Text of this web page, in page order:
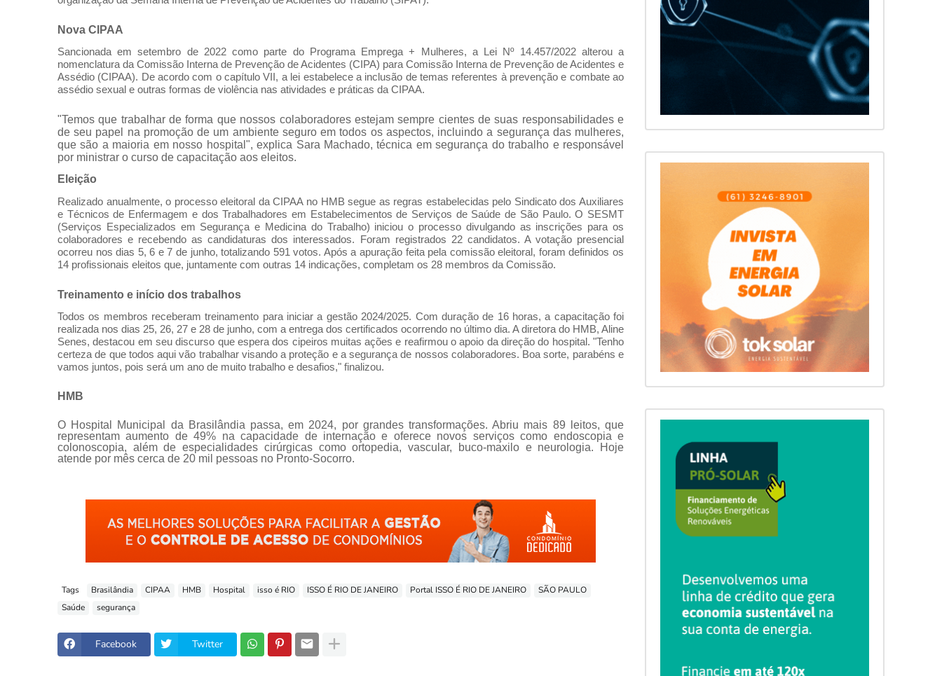
Nova CIPAA
Sancionada em setembro de 2022 como parte do Programa Emprega + Mulheres, a Lei Nº 14.457/2022 alterou a
nomenclatura da Comissão Interna de Prevenção de Acidentes (CIPA) para Comissão Interna de Prevenção de Acidentes e
Assédio (CIPAA). De acordo com o capítulo VII, a lei estabelece a inclusão de temas referentes à prevenção e combate ao
assédio sexual e outras formas de violência nas atividades e práticas da CIPAA.
"Temos que trabalhar de forma que nossos colaboradores estejam sempre cientes de suas responsabilidades e
de seu papel na promoção de um ambiente seguro em todos os aspectos, incluindo a segurança das mulheres,
que são a maioria em nosso hospital", explica Sara Machado, técnica em segurança do trabalho e responsável
por ministrar o curso de capacitação aos eleitos.
Eleição
Realizado anualmente, o processo eleitoral da CIPAA no HMB segue as regras estabelecidas pelo Sindicato dos Auxiliares
e Técnicos de Enfermagem e dos Trabalhadores em Estabelecimentos de Serviços de Saúde de São Paulo. O SESMT
(Serviços Especializados em Segurança e Medicina do Trabalho) iniciou o processo divulgando as inscrições para os
colaboradores e recebendo as candidaturas dos interessados. Foram registrados 22 candidatos. A votação presencial
ocorreu nos dias 5, 6 e 7 de junho, totalizando 591 votos. Após a apuração feita pela comissão eleitoral, foram definidos os
14 profissionais eleitos que, juntamente com outras 14 indicações, completam os 28 membros da Comissão.
Treinamento e início dos trabalhos
Todos os membros receberam treinamento para iniciar a gestão 2024/2025. Com duração de 16 horas, a capacitação foi
realizada nos dias 25, 26, 27 e 28 de junho, com a entrega dos certificados ocorrendo no último dia. A diretora do HMB, Aline
Senes, destacou em seu discurso que espera dos cipeiros muitas ações e reafirmou o apoio da direção do hospital. "Tenho
certeza de que todos aqui vão trabalhar visando a proteção e a segurança de nossos colaboradores. Boa sorte, parabéns e
vamos juntos, pois será um ano de muito trabalho e desafios," finalizou.
HMB
O Hospital Municipal da Brasilândia passa, em 2024, por grandes transformações. Abriu mais 89 leitos, que
representam aumento de 49% na capacidade de internação e oferece novos serviços como endoscopia e
colonoscopia, além de especialidades cirúrgicas como ortopedia, vascular, buco-maxilo e neurologia. Hoje
atende por mês cerca de 20 mil pessoas no Pronto-Socorro.
Tags Brasilândia CIPAA HMB Hospital isso é RIO ISSO É RIO DE JANEIRO Portal ISSO É RIO DE JANEIRO
SÃO PAULO
Saúde
segurança
Facebook Twitter